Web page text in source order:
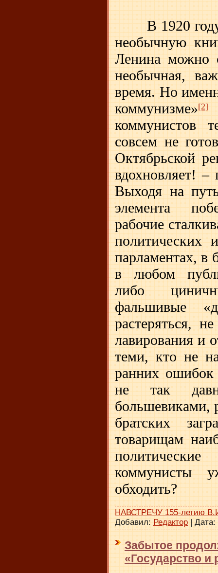
В 1920
необычную
Ленина можно
необычная,
время. Но
коммунизме»[2]
коммунистов
совсем не
Октябрьской
вдохновляет! –
Выходя на
элемента
рабочие
политических
парламентах, в
в любом
либо
фальшивые
растеряться,
лавирования и
теми, кто не
ранних ошибок
не так
большевиками,
братских
товарищам
коммунисты
обходить?
НАВСТРЕЧУ 155-летию
Добавил: Редактор | Дата:
Забытое
«Государство